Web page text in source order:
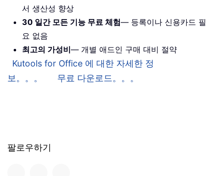
서 생산성 향상
30 일간 모든 기능 무료 체험— 등록이나 신용카드 필
요 없음
최고의 가성비— 개별 애드인 구매 대비 절약
Kutools for Office 에 대한 자세한 정
보。。。
무료 다운로드。。。
팔로우하기